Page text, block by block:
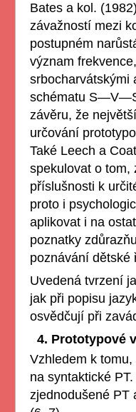
Bates a kol.
závažností mezi
postupném
význam
srbocharvátskými
schématu
závěru, že
určování
Také Leech a
spekulovat o tom,
příslušnosti k
proto i
aplikovat i na
poznatky
poznávání dětské
Uvedená tvrzení
jak při popisu
osvědčují při
4. Prototypové
Vzhledem k
na syntaktické
zjednodušené PT